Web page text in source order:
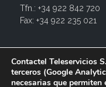
Tfn.: +34 922 842 720
Fax: +34 922 235 021
info@contactel.es
Contactel Teleservicios
terceros (Google
necesarias que